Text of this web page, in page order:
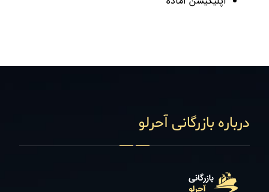
درباره بازرگانی آحرلو